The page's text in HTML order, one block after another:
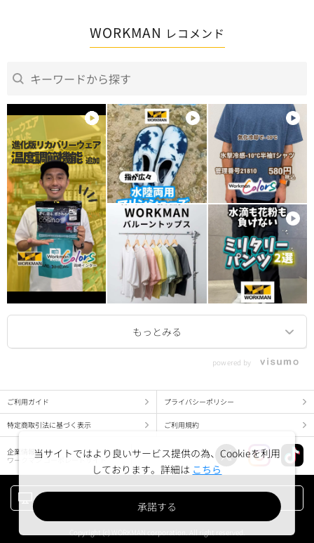
WORKMAN レコメンド
powered by
ご利用ガイド プライバシーポリシー
特定商取引法に基づく表示 ご利用規約
企業情報
ワークマン コーポレートサイト
当サイトではより良いサービス提供の為、Cookieを利用
しております。詳細は こちら
承諾する